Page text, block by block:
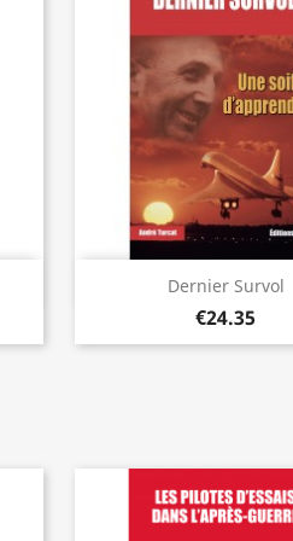
Dernier Survol
€24.35
Quick view